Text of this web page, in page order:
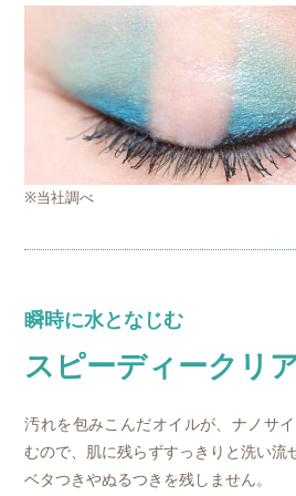
※当社調べ
瞬時に水となじむ
スピーディークリ
汚れを包みこんだオイルが、ナノサ
むので、肌に残らずすっきりと洗い流
ベタつきやぬるつきを残しません。